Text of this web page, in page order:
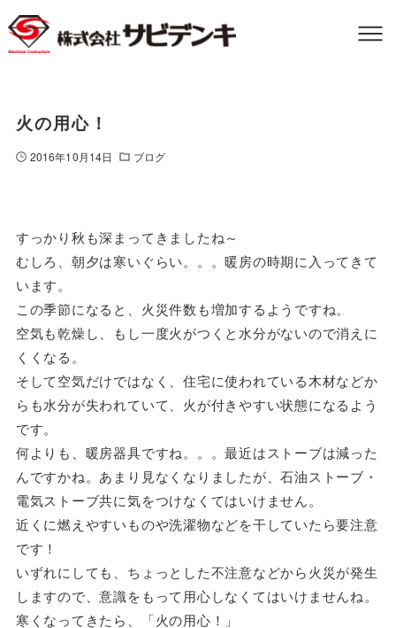
火の用心！
2016年10月14日 ブログ
すっかり秋も深まってきましたね～
むしろ、朝夕は寒いぐらい。。。暖房の時期に入ってきて
います。
この季節になると、火災件数も増加するようですね。
空気も乾燥し、もし一度火がつくと水分がないので消えに
くくなる。
そして空気だけではなく、住宅に使われている木材などか
らも水分が失われていて、火が付きやすい状態になるよう
です。
何よりも、暖房器具ですね。。。最近はストーブは減った
んですかね。あまり見なくなりましたが、石油ストーブ・
電気ストーブ共に気をつけなくてはいけません。
近くに燃えやすいものや洗濯物などを干していたら要注意
です！
いずれにしても、ちょっとした不注意などから火災が発生
しますので、意識をもって用心しなくてはいけませんね。
寒くなってきたら、「火の用心！」